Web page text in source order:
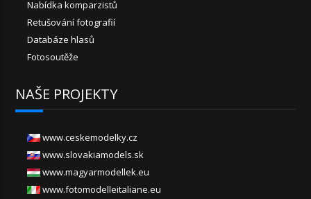
Nabídka komparzistů
Retušování fotografií
Databáze hlasů
Fotosoutěže
NAŠE PROJEKTY
www.ceskemodelky.cz
www.slovakiamodels.sk
www.magyarmodellek.eu
www.fotomodelleitaliane.eu